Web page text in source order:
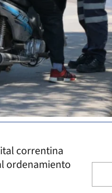
correntina
ordenamiento